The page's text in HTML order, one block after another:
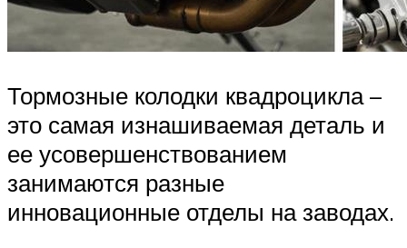
Тормозные колодки квадроцикла –
это самая изнашиваемая деталь и
ее усовершенствованием
занимаются разные
инновационные отделы на заводах.